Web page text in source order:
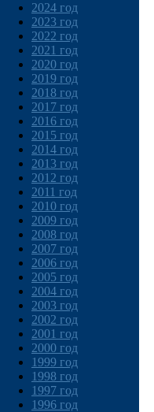
2024 год
2023 год
2022 год
2021 год
2020 год
2019 год
2018 год
2017 год
2016 год
2015 год
2014 год
2013 год
2012 год
2011 год
2010 год
2009 год
2008 год
2007 год
2006 год
2005 год
2004 год
2003 год
2002 год
2001 год
2000 год
1999 год
1998 год
1997 год
1996 год